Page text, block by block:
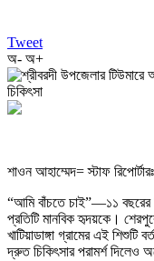
Tweet
অ- অ+
শাওন আহাম্মেদ= স্টাফ রিপোর্টারঃ
“আমি বাঁচতে চাই”—১১ বছরের
প্রতিটি মানবিক হৃদয়কে।
খাটিয়াডাঙ্গা গ্রামের এই
দ্রুত চিকিৎসার পরামর্শ দিলেও